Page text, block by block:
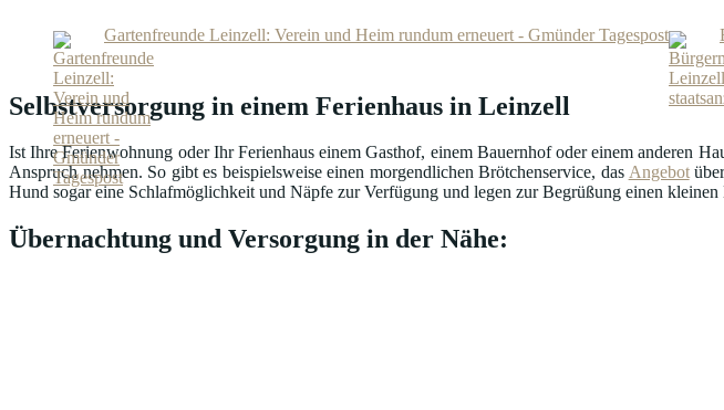
Gartenfreunde Leinzell: Verein und Heim rundum erneuert - Gmünder Tagespost
Selbstversorgung in einem Ferienhaus in Leinzell
Ist Ihre Ferienwohnung oder Ihr Ferienhaus einem Gasthof, einem Bauernhof oder einem anderen
Anspruch nehmen. So gibt es beispielsweise einen morgendlichen Brötchenservice, das Angebot
Hund sogar eine Schlafmöglichkeit und Näpfe zur Verfügung und legen zur Begrüßung einen
Übernachtung und Versorgung in der Nähe: